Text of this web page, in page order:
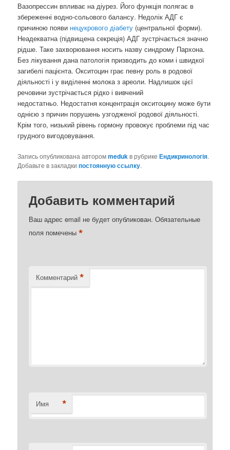
Вазопрессин впливає на діурез. Його функція полягає в
збереженні водно-сольового балансу. Недолік АДГ є
причиною появи нецукрового діабету (центральної форми).
Неадекватна (підвищена секреція) АДГ зустрічається значно
рідше. Таке захворювання носить назву синдрому Пархона.
Без лікування дана патологія призводить до коми і швидкої
загибелі пацієнта. Окситоцин грає певну роль в родової
діяльності і у виділенні молока з ареоли. Надлишок цієї
речовини зустрічається рідко і вивчений
недостатньо. Недостатня концентрація окситоцину може бути
однією з причин порушень узгодженої родової діяльності.
Крім того, низький рівень гормону провокує проблеми під час
грудного вигодовування.
Запись опубликована авторомmedukв рубрикеЕндикринологія.
Добавьте в закладкипостоянную ссылку.
Добавить комментарий
Ваш адрес email не будет опубликован. Обязательные
поля помечены*
Комментарий *
Имя *